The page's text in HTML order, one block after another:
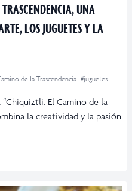
UNA
LOS JUGUETES Y LA
de la Trascendencia #juguetes
El Camino de la
la creatividad y la pasión